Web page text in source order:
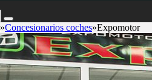
»Concesionarios coches»Expomotor